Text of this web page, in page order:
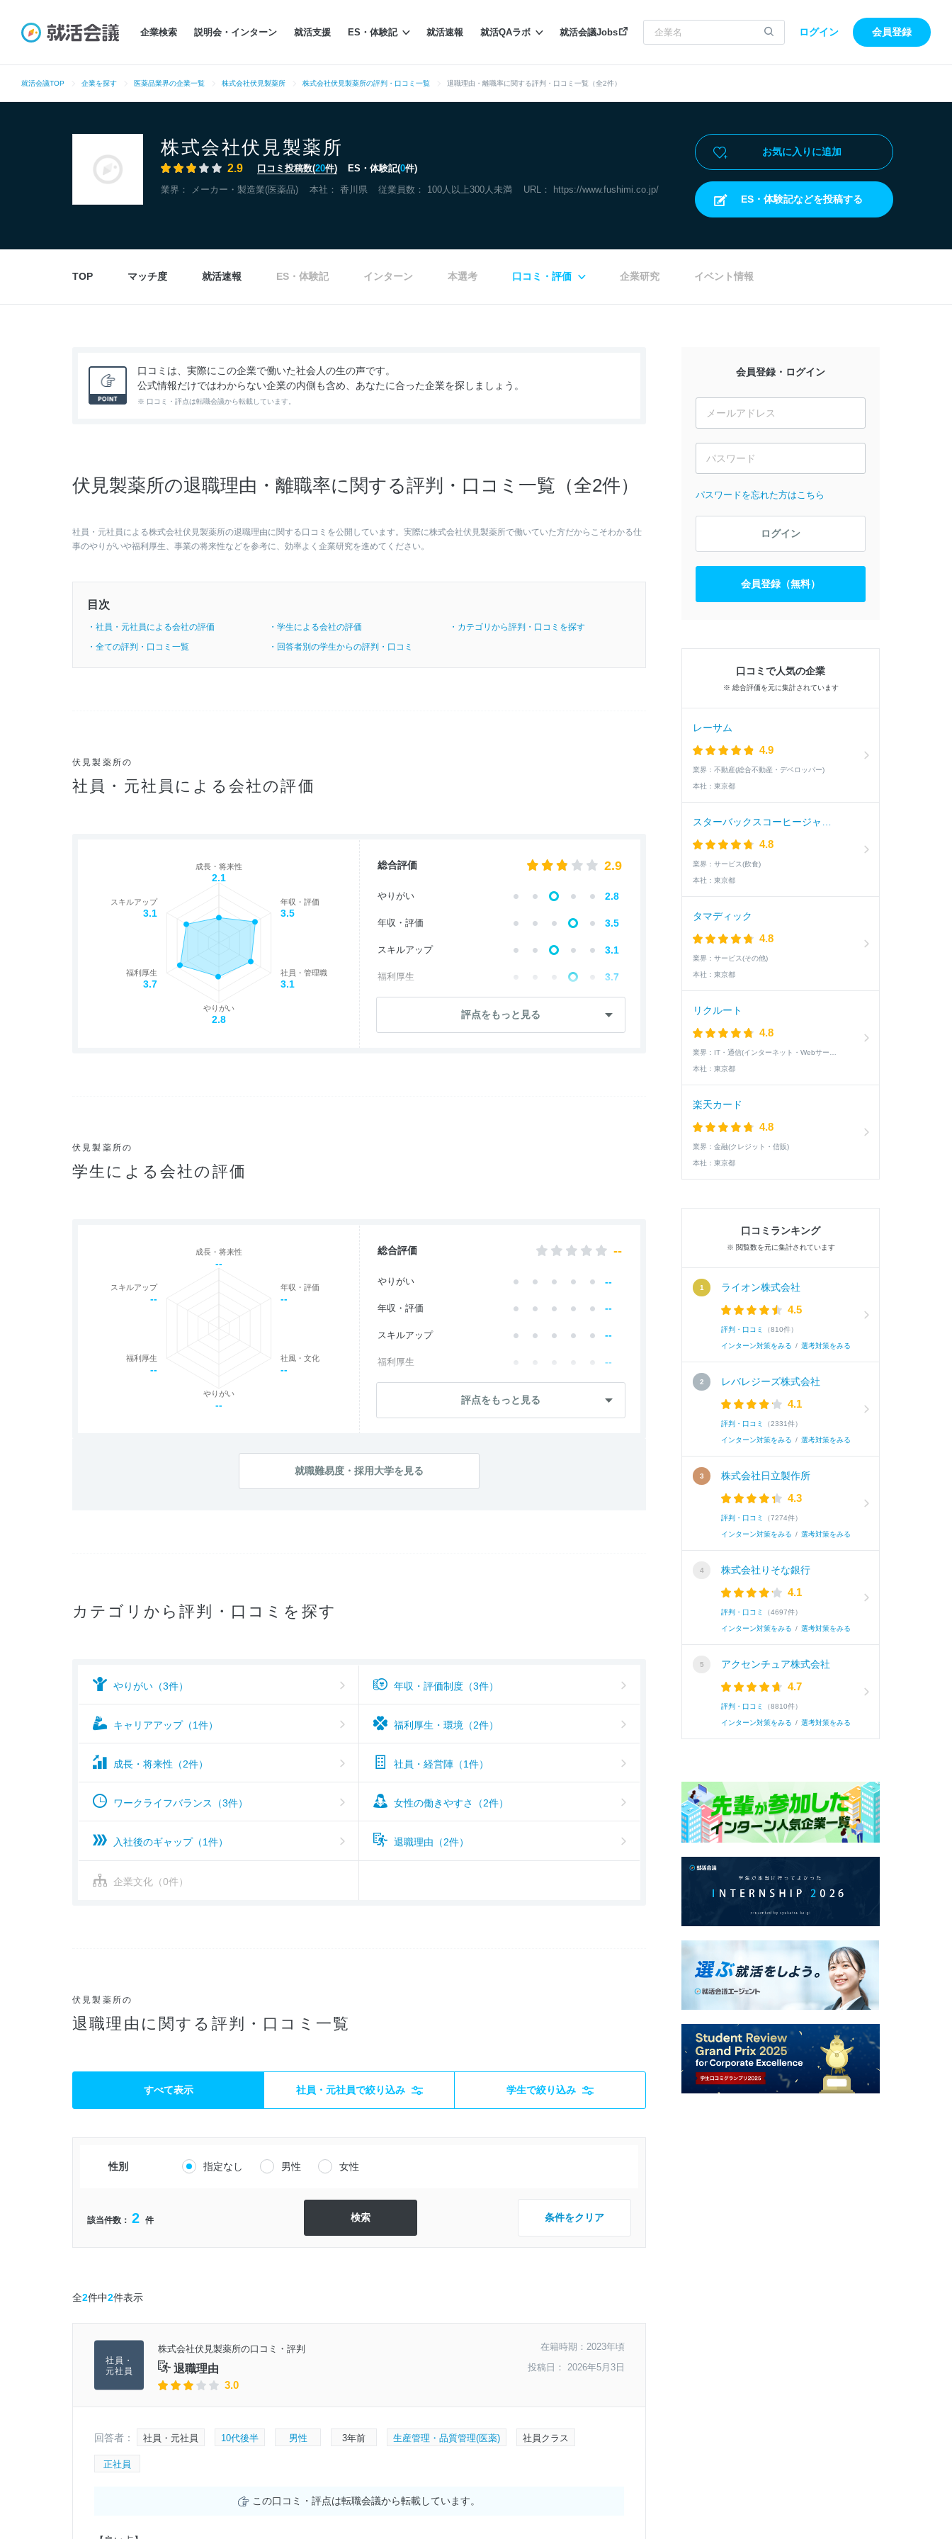
企業検索 説明会・インターン 就活支援 ES・体験記 就活速報 就活QAラボ 就活会議Jobs ログイン 会員登録
就活会議TOP 企業を探す 医薬品業界の企業一覧 株式会社伏見製薬所 株式会社伏見製薬所の評判・口コミ一覧 退職理由・離職率に関する評判・口コミ一覧（全2件）
株式会社伏見製薬所
2.9 口コミ投稿数(20件) ES・体験記(0件)
業界： メーカー・製造業(医薬品) 本社： 香川県 従業員数： 100人以上300人未満 URL： https://www.fushimi.co.jp/
お気に入りに追加
ES・体験記などを投稿する
TOP マッチ度 就活速報 ES・体験記 インターン 本選考 口コミ・評価 企業研究 イベント情報
口コミは、実際にこの企業で働いた社会人の生の声です。
公式情報だけではわからない企業の内側も含め、あなたに合った企業を探しましょう。
※ 口コミ・評点は転職会議から転載しています。
伏見製薬所の退職理由・離職率に関する評判・口コミ一覧（全2件）
社員・元社員による株式会社伏見製薬所の退職理由に関する口コミを公開しています。実際に株式会社伏見製薬所で働いていた方だからこそわかる仕
事のやりがいや福利厚生、事業の将来性などを参考に、効率よく企業研究を進めてください。
目次
・社員・元社員による会社の評価 ・学生による会社の評価
・カテゴリから評判・口コミを探す
・全ての評判・口コミ一覧
・回答者別の学生からの評判・口コミ
伏見製薬所の
社員・元社員による会社の評価
評点をもっと見る
成長・将来性
2.1
年収・評価
3.5
社員・管理職
3.1
やりがい
2.8
福利厚生
3.7
スキルアップ
3.1
総合評価 2.9
やりがい 2.8
年収・評価 3.5
スキルアップ 3.1
福利厚生 3.7
社員・管理職 3.1
伏見製薬所の
学生による会社の評価
評点をもっと見る
成長・将来性
--
年収・評価
--
社風・文化
--
やりがい
--
福利厚生
--
スキルアップ
--
総合評価 --
やりがい --
年収・評価 --
スキルアップ --
福利厚生 --
社員・管理職 --
社風・文化
就職難易度・採用大学を見る
カテゴリから評判・口コミを探す
やりがい（3件） 年収・評価制度（3件）
キャリアアップ（1件） 福利厚生・環境（2件）
成長・将来性（2件） 社員・経営陣（1件）
ワークライフバランス（3件） 女性の働きやすさ（2件）
入社後のギャップ（1件） 退職理由（2件）
企業文化（0件）
伏見製薬所の
退職理由に関する評判・口コミ一覧
すべて表示 社員・元社員で絞り込み 学生で絞り込み
性別 指定なし 男性 女性
該当件数： 2 件 条件をクリア
全2件中2件表示
株式会社伏見製薬所の口コミ・評判
退職理由
3.0
在籍時期：2023年頃
投稿日： 2026年5月3日
回答者： 社員・元社員 10代後半 男性 3年前 生産管理・品質管理(医薬) 社員クラス
正社員
この口コミ・評点は転職会議から転載しています。
会員登録・ログイン
パスワードを忘れた方はこちら
ログイン
会員登録（無料）
口コミで人気の企業
※ 総合評価を元に集計されています
レーサム
4.9
業界： 不動産(総合不動産・デベロッパー)
本社： 東京都
4.8
業界： サービス(飲食)
本社： 東京都
タマディック
4.8
業界： サービス(その他)
本社： 東京都
リクルート
4.8
業界：
本社： 東京都
楽天カード
4.8
業界： 金融(クレジット・信販)
本社： 東京都
口コミランキング
※ 閲覧数を元に集計されています
ライオン株式会社
4.5
評判・口コミ （810件）
インターン対策をみる / 選考対策をみる
レバレジーズ株式会社
4.1
評判・口コミ （2331件）
インターン対策をみる / 選考対策をみる
株式会社日立製作所
4.3
評判・口コミ （7274件）
インターン対策をみる / 選考対策をみる
株式会社りそな銀行
4.1
評判・口コミ （4697件）
インターン対策をみる / 選考対策をみる
アクセンチュア株式会社
4.7
評判・口コミ （8810件）
インターン対策をみる / 選考対策をみる